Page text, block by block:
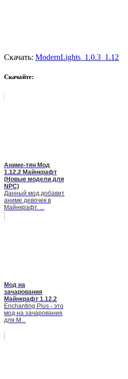
Скачать: ModernLights_1.0.3_1.12
Скачайте:
Аниме-тян Мод
1.12.2 Майнкрафт
(Новые модели для
NPC)
Данный мод добавит
аниме девочек в
Майнкрафт. ...
Мод на
зачарования
Майнкрафт 1.12.2
Enchanting Plus - это
мод на зачарования
для М...